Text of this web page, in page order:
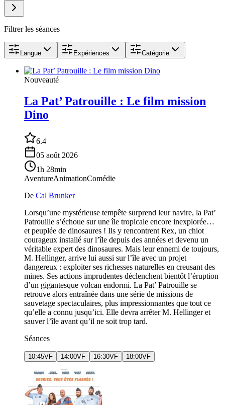
Filtrer les séances
Langue Expériences Catégorie
Nouveauté
La Pat’ Patrouille : Le film mission
Dino
6.4
05 août 2026
1h 28min
AventureAnimationComédie
De Cal Brunker
Lorsqu’une mystérieuse tempête surprend leur navire, la Pat’
Patrouille s’échoue sur une île tropicale encore inexplorée…
et peuplée de dinosaures ! Ils y rencontrent Rex, un chiot
courageux installé sur l’île depuis des années et devenu un
véritable expert des dinosaures. Mais leur ennemi de toujours,
M. Hellinger, arrive lui aussi sur l’île avec un projet
dangereux : exploiter ses richesses naturelles en creusant des
mines. Ses actions imprudentes déclenchent bientôt l’éruption
d’un gigantesque volcan endormi. La Pat’ Patrouille se
retrouve alors entraînée dans une série de missions de
sauvetage spectaculaires, plus impressionnantes que tout ce
qu’elle a connu jusqu’ici. Elle devra arrêter M. Hellinger et
sauver l’île avant qu’il ne soit trop tard.
Séances
10:45VF 14:00VF 16:30VF 18:00VF